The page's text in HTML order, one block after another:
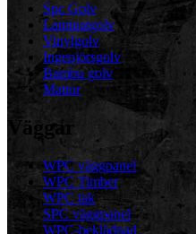
Spc Golv
Laminatgolv
Vinylgolv
Ingenjörsgolv
Bambu golv
Mattor
Väggar
WPC väggpanel
WPC Timber
WPC tak
SPC väggpanel
WPC-beklädnad